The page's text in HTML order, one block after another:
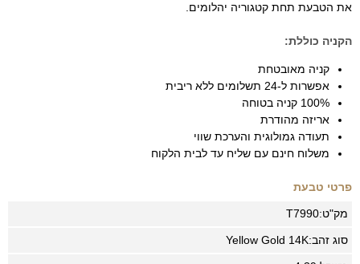
את הטבעת תחת קטגוריה יהלומים.
הקניה כוללת:
קניה מאובטחת
אפשרות ל-24 תשלומים ללא ריבית
100% קניה בטוחה
אריזה מהודרת
תעודה גמולוגית והערכת שווי
משלוח חינם עם שליח עד לבית הלקוח
פרטי טבעת
מק"ט:T7990
סוג זהב: Yellow Gold 14K